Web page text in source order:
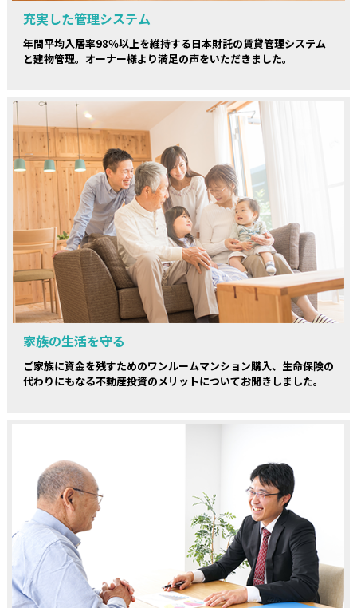
充実した管理システム
年間平均入居率98％以上を維持する日本財託の賃貸管理システム
と建物管理。オーナー様より満足の声をいただきました。
家族の生活を守る
ご家族に資金を残すためのワンルームマンション購入、生命保険の
代わりにもなる不動産投資のメリットについてお聞きしました。